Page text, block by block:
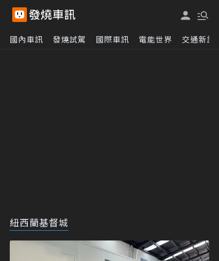
國內車訊 發燒試駕 國際車訊 電能世界 交通新訊
紐西蘭基督城